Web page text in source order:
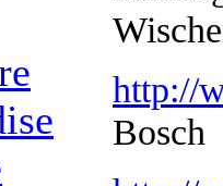
http://
Bosch